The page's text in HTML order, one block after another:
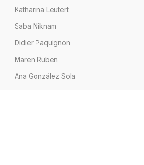
Katharina Leutert
Saba Niknam
Didier Paquignon
Maren Ruben
Ana González Sola